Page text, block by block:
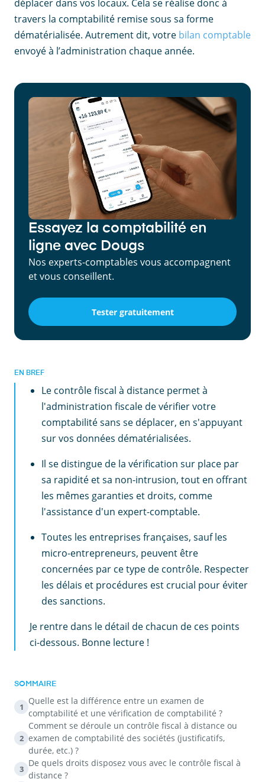
déplacer dans vos locaux. Cela se réalise donc à
travers la comptabilité remise sous sa forme
dématérialisée. Autrement dit, votre bilan comptable
envoyé à l’administration chaque année.
Essayez la comptabilité en
ligne avec Dougs
Nos experts-comptables vous accompagnent
et vous conseillent.
Tester gratuitement
EN BREF
Le contrôle fiscal à distance permet à
l'administration fiscale de vérifier votre
comptabilité sans se déplacer, en s'appuyant
sur vos données dématérialisées.
Il se distingue de la vérification sur place par
sa rapidité et sa non-intrusion, tout en offrant
les mêmes garanties et droits, comme
l'assistance d'un expert-comptable.
Toutes les entreprises françaises, sauf les
micro-entrepreneurs, peuvent être
concernées par ce type de contrôle. Respecter
les délais et procédures est crucial pour éviter
des sanctions.
Je rentre dans le détail de chacun de ces points
ci-dessous. Bonne lecture !
SOMMAIRE
1
Quelle est la différence entre un examen de
comptabilité et une vérification de comptabilité ?
2
Comment se déroule un contrôle fiscal à distance ou
examen de comptabilité des sociétés (justificatifs,
durée, etc.) ?
3
De quels droits disposez vous avec le contrôle fiscal à
distance ?